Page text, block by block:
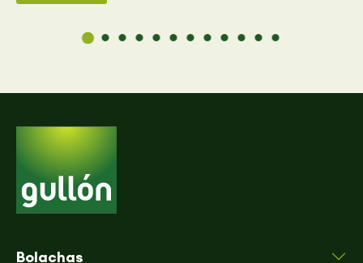
Bolachas